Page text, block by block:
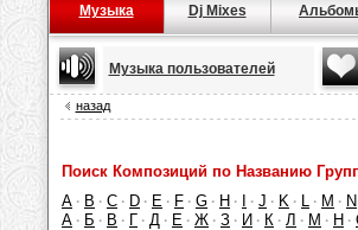
Музыка Dj Mixes
Музыка пользователей
назад
Поиск Композиций по Названию
A · B · C · D · E · F · G · H · · J · K · L · M · N
А · Б · В · Г · Д · Е · Ж · З · И · К · Л · М · Н ·